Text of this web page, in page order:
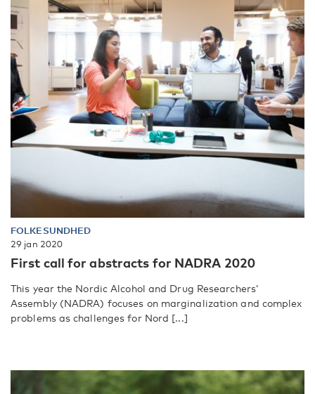
FOLKESUNDHED
29 jan 2020
First call for abstracts for NADRA 2020
This year the Nordic Alcohol and Drug Researchers’
Assembly (NADRA) focuses on marginalization and complex
problems as challenges for Nord [...]